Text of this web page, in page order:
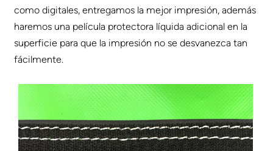
como digitales, entregamos la mejor impresión, además
haremos una película protectora líquida adicional en la
superficie para que la impresión no se desvanezca tan
fácilmente.